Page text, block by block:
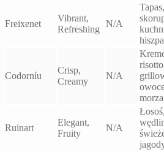
Freixenet
Vibrant,
Refreshing
N/A
Tapas,
Codorníu
Crisp,
Creamy
N/A
Ruinart
Elegant,
Fruity
N/A